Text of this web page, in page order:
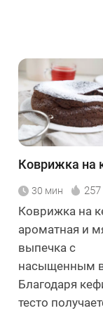
Коврижка на
30 мин
Коврижка на
ароматная и
выпечка с
насыщенным
Благодаря
тесто